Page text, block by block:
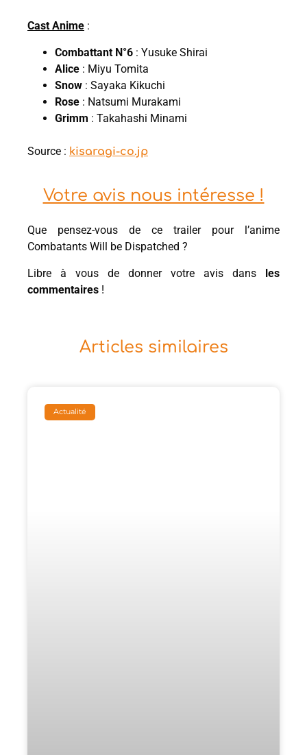
Cast Anime :
Combattant N°6 : Yusuke Shirai
Alice : Miyu Tomita
Snow : Sayaka Kikuchi
Rose : Natsumi Murakami
Grimm : Takahashi Minami
Source : kisaragi-co.jp
Votre avis nous intéresse !
Que pensez-vous de ce trailer pour l’anime
Combatants Will be Dispatched ?
Libre à vous de donner votre avis dans les
commentaires !
Articles similaires
Actualité